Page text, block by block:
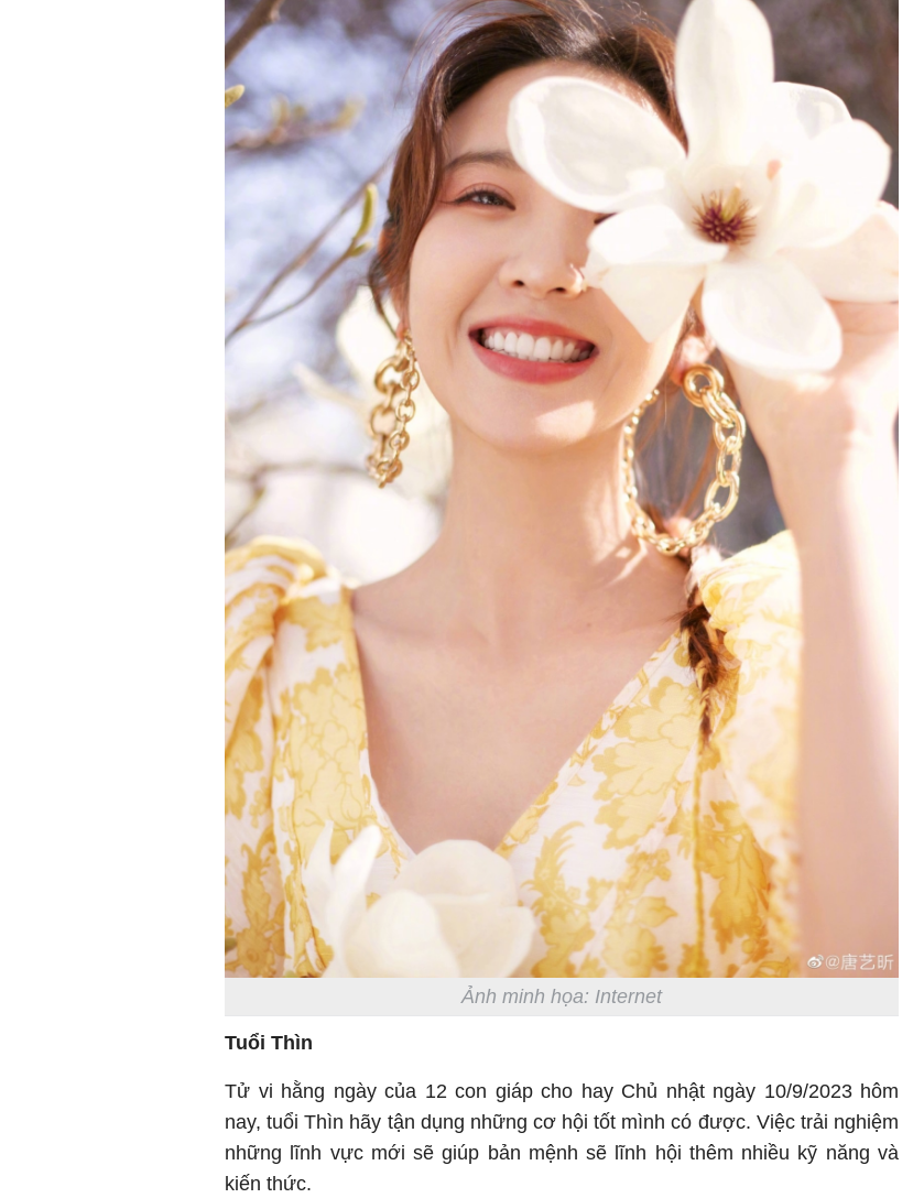
Ảnh minh họa: Internet
Tuổi Thìn
Tử vi hằng ngày của 12 con giáp cho hay Chủ nhật ngày 10/9/2023 hôm
nay, tuổi Thìn hãy tận dụng những cơ hội tốt mình có được. Việc trải nghiệm
những lĩnh vực mới sẽ giúp bản mệnh sẽ lĩnh hội thêm nhiều kỹ năng và
kiến thức.